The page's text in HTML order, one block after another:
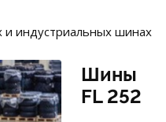
индустриальных шинах
Шины
FL 252